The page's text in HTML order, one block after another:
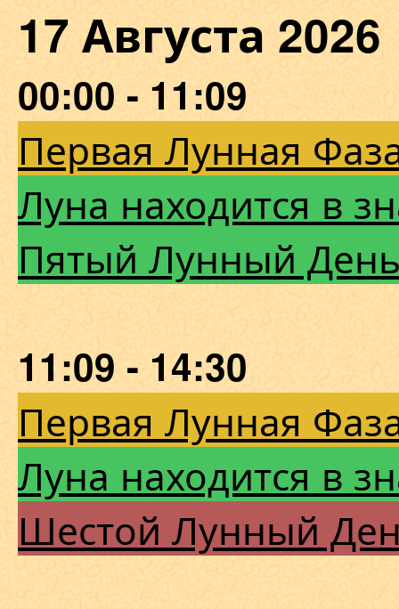
17 Августа
00:00 - 11:09
Первая Лунная
Луна находится в
Пятый Лунный
11:09 - 14:30
Первая Лунная
Луна находится в
Шестой Лунный